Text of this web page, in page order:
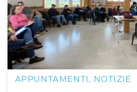
APPUNTAMENTI, NOTIZIE